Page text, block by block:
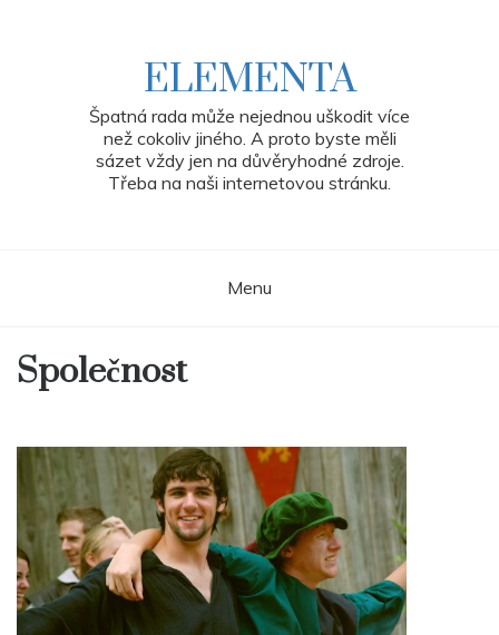
ELEMENTA
Špatná rada může nejednou uškodit více
než cokoliv jiného. A proto byste měli
sázet vždy jen na důvěryhodné zdroje.
Třeba na naši internetovou stránku.
Menu
Společnost